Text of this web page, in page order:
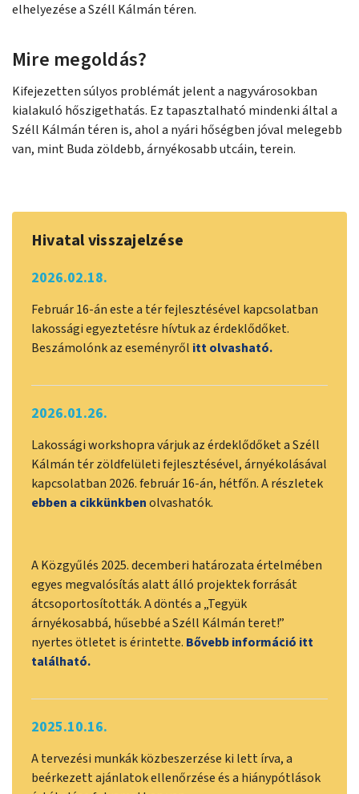
elhelyezése a Széll Kálmán téren.
Mire megoldás?
Kifejezetten súlyos problémát jelent a nagyvárosokban
kialakuló hőszigethatás. Ez tapasztalható mindenki által a
Széll Kálmán téren is, ahol a nyári hőségben jóval melegebb
van, mint Buda zöldebb, árnyékosabb utcáin, terein.
Hivatal visszajelzése
2026.02.18.
Február 16-án este a tér fejlesztésével kapcsolatban
lakossági egyeztetésre hívtuk az érdeklődőket.
Beszámolónk az eseményről itt olvasható.
2026.01.26.
Lakossági workshopra várjuk az érdeklődőket a Széll
Kálmán tér zöldfelületi fejlesztésével, árnyékolásával
kapcsolatban 2026. február 16-án, hétfőn. A részletek
ebben a cikkünkbenolvashatók.
A Közgyűlés 2025. decemberi határozata értelmében
egyes megvalósítás alatt álló projektek forrását
átcsoportosították. A döntés a „Tegyük
árnyékosabbá, hűsebbé a Széll Kálmán teret!”
nyertes ötletet is érintette. Bővebb információ itt
található.
2025.10.16.
A tervezési munkák közbeszerzése ki lett írva, a
beérkezett ajánlatok ellenőrzése és a hiánypótlások